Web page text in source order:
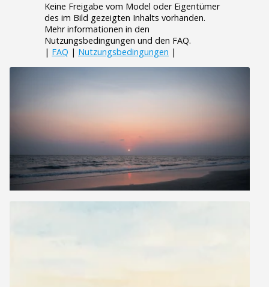
Keine Freigabe vom Model oder Eigentümer
des im Bild gezeigten Inhalts vorhanden.
Mehr informationen in den
Nutzungsbedingungen und den FAQ.
| FAQ | Nutzungsbedingungen |